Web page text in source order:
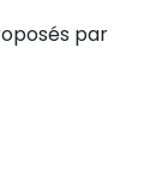
par